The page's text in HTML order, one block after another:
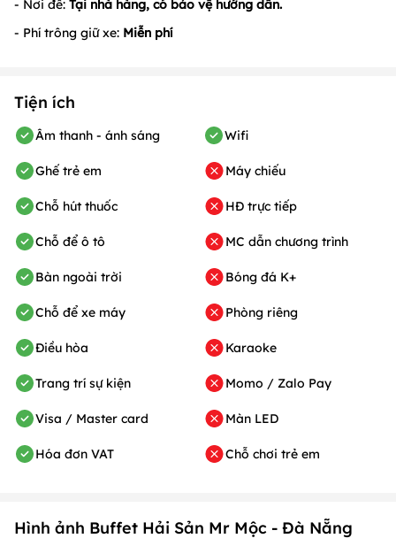
- Nơi để: Tại nhà hàng, có bảo vệ hướng dẫn.
- Phí trông giữ xe: Miễn phí
Tiện ích
Âm thanh - ánh sáng
Ghế trẻ em
Chỗ hút thuốc
Chỗ để ô tô
Bàn ngoài trời
Chỗ để xe máy
Điều hòa
Trang trí sự kiện
Visa / Master card
Hóa đơn VAT
Wifi
Máy chiếu
HĐ trực tiếp
MC dẫn chương trình
Bóng đá K+
Phòng riêng
Karaoke
Momo / Zalo Pay
Màn LED
Chỗ chơi trẻ em
Hình ảnh Buffet Hải Sản Mr Mộc - Đà Nẵng